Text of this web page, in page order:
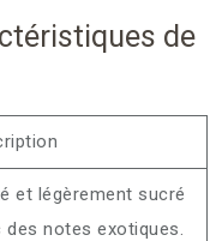
de
et légèrement sucré
des notes exotiques.